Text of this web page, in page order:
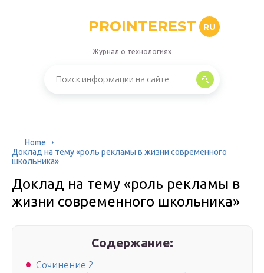
PROINTEREST RU
Журнал о технологиях
Home
Доклад на тему «роль рекламы в жизни современного
школьника»
Доклад на тему «роль рекламы в
жизни современного школьника»
Содержание:
Сочинение 2